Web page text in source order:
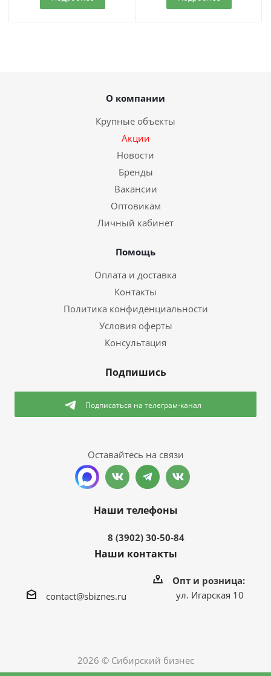
О компании
Крупные объекты
Акции
Новости
Бренды
Вакансии
Оптовикам
Личный кабинет
Помощь
Оплата и доставка
Контакты
Политика конфиденциальности
Условия оферты
Консультация
Подпишись
Подписаться на телеграм-канал
Оставайтесь на связи
Наши телефоны
8 (3902) 30-50-84
Наши контакты
contact@sbiznes.ru
Опт и розница:
ул. Игарская 10
2026 © Сибирский бизнес